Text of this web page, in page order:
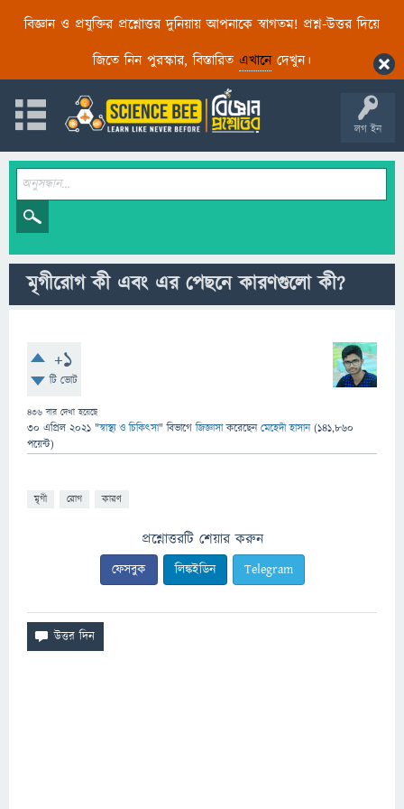
বিজ্ঞান ও প্রযুক্তির প্রশ্নোত্তর দুনিয়ায় আপনাকে স্বাগতম! প্রশ্ন-উত্তর দিয়ে
জিতে নিন পুরস্কার, বিস্তারিত এখানেদেখুন।
লগ ইন
মৃগীরোগ কী এবং এর পেছনে কারণগুলো কী?
+1
টি ভোট
436 বার দেখা হয়েছে
30 এপ্রিল 2021 "স্বাস্থ্য ও চিকিৎসা" বিভাগে জিজ্ঞাসাকরেছেনমেহেদী হাসান (141,860
পয়েন্ট)
মৃগী রোগ কারণ
প্রশ্নোত্তরটি শেয়ার করুন
ফেসবুক লিঙ্কইডিন Telegram